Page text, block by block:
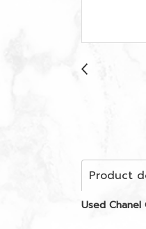
Product
Used Chanel